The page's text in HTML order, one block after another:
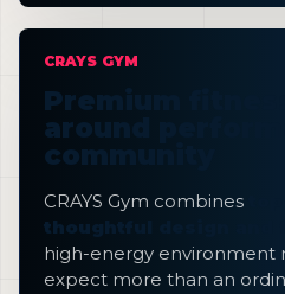
CRAYS GYM
Premium
around
community
CRAYS Gym combines
thoughtful design and
high-energy environment
expect more than an